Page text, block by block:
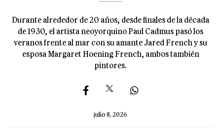
Durante alrededor de 20 años, desde finales de la década
de 1930, el artista neoyorquino Paul Cadmus pasó los
veranos frente al mar con su amante Jared French y su
esposa Margaret Hoening French, ambos también
pintores.
julio 8, 2026